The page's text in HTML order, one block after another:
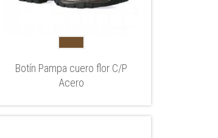
Botín Pampa cuero flor C/P
Acero